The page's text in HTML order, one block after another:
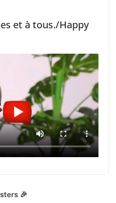
et à tous./Happy
🎉